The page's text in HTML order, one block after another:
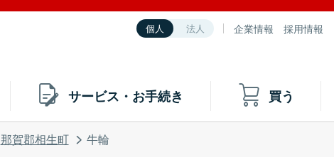
個人 法人 企業情報 採用情報
サービス・お手続き 買う
那賀郡相生町 牛輪